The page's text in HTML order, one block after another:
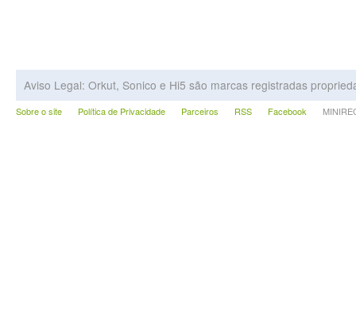
Aviso Legal: Orkut, Sonico e Hi5 são marcas registradas
Sobre o site Política de Privacidade Parceiros RSS Facebook